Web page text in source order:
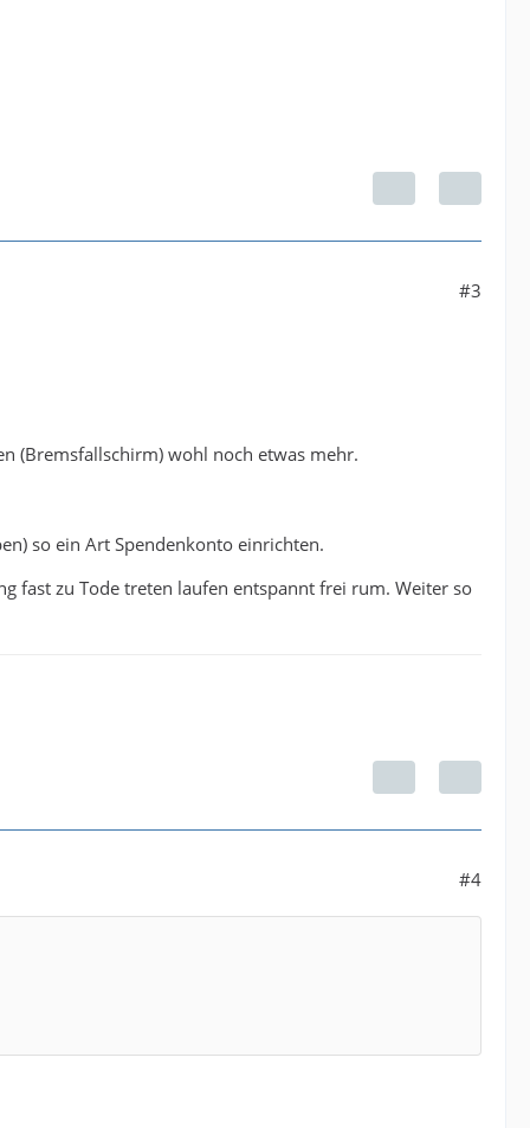
#3
(Bremsfallschirm) wohl noch etwas mehr.
so ein Art Spendenkonto einrichten.
fast zu Tode treten laufen entspannt frei rum. Weiter so
#4